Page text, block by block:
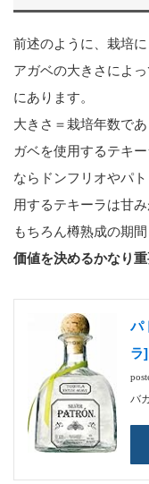
前述のように、栽培
アガベの大きさによ
にあります。
大きさ＝栽培年数で
ガベを使用するテキ
ならドンフリオやパ
用するテキーラは甘
もちろん樽熟成の期
価値を決めるかなり
パ
ラ]
バ